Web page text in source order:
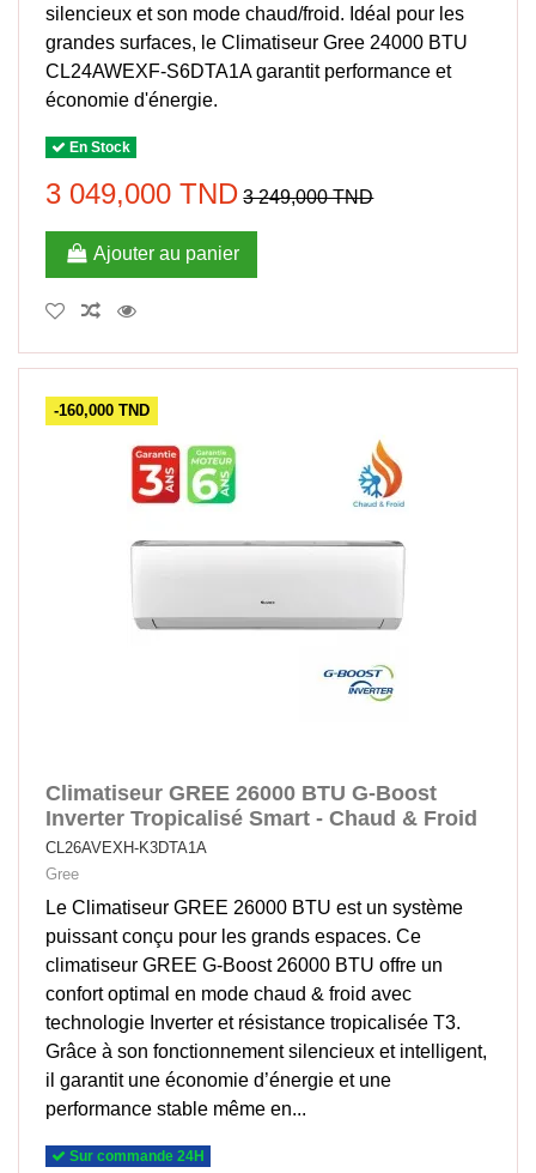
silencieux et son mode chaud/froid. Idéal pour les
grandes surfaces, le Climatiseur Gree 24000 BTU
CL24AWEXF-S6DTA1A garantit performance et
économie d'énergie.
En Stock
3 049,000 TND 3 249,000 TND
Ajouter au panier
-160,000 TND
Climatiseur GREE 26000 BTU G-Boost
Inverter Tropicalisé Smart - Chaud & Froid
CL26AVEXH-K3DTA1A
Gree
Le Climatiseur GREE 26000 BTU est un système
puissant conçu pour les grands espaces. Ce
climatiseur GREE G-Boost 26000 BTU offre un
confort optimal en mode chaud & froid avec
technologie Inverter et résistance tropicalisée T3.
Grâce à son fonctionnement silencieux et intelligent,
il garantit une économie d’énergie et une
performance stable même en...
Sur commande 24H